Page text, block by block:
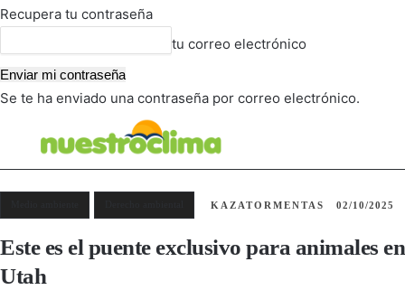
Recupera tu contraseña
tu correo electrónico
Se te ha enviado una contraseña por correo electrónico.
KAZATORMENTAS 02/10/2025
Este es el puente exclusivo para animales en
Utah